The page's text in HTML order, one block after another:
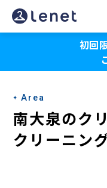
南
大
の
ク
リ
ー
初回
Area
南大泉のク
クリーニン